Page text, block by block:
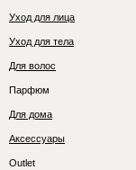
Уход для лица
Уход для тела
Для волос
Парфюм
Для дома
Аксессуары
Outlet